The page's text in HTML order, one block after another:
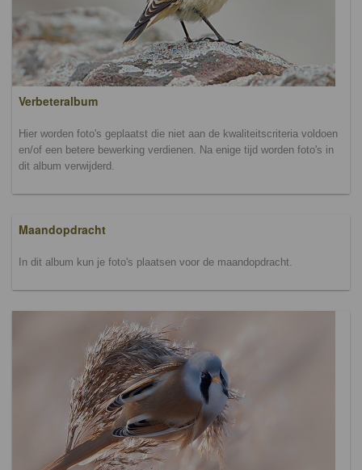
Verbeteralbum
Hier worden foto's geplaatst die niet aan de kwaliteitscriteria voldoen
en/of een betere bewerking verdienen. Na enige tijd worden foto's in
dit album verwijderd.
Maandopdracht
In dit album kun je foto's plaatsen voor de maandopdracht.